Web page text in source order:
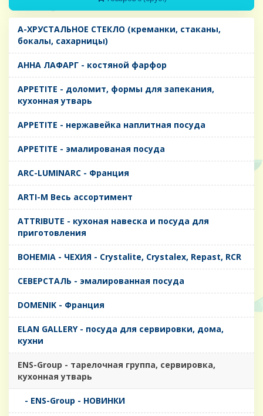
A-ХРУСТАЛЬНОЕ СТЕКЛО (креманки, стаканы,
бокалы, сахарницы)
AHHA ЛАФАРГ - костяной фарфор
APPETITE - доломит, формы для запекания,
кухонная утварь
APPETITE - нержавейка наплитная посуда
APPETITE - эмалированая посуда
ARC-LUMINARC - Франция
ARTI-M Весь ассортимент
ATTRIBUTE - кухоная навеска и посуда для
приготовления
BOHEMIA - ЧЕХИЯ - Crystalite, Crystalex, Repast, RCR
CЕВЕРСТАЛЬ - эмалированная посуда
DOMENIK - Франция
ELAN GALLERY - посуда для сервировки, дома,
кухни
ENS-Group - тарелочная группа, сервировка,
кухонная утварь
- ENS-Group - НОВИНКИ